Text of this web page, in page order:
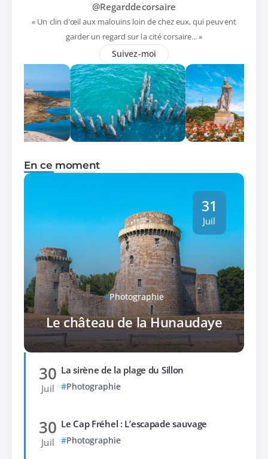
@Regarddecorsaire
« Un clin d'œil aux malouins loin de chez eux, qui peuvent
garder un regard sur la cité corsaire... »
Suivez-moi
En ce moment
Photographie
Le château de la Hunaudaye
31
Juil
30
Juil
La sirène de la plage du Sillon
Photographie
30
Juil
Le Cap Fréhel : L’escapade sauvage
Photographie